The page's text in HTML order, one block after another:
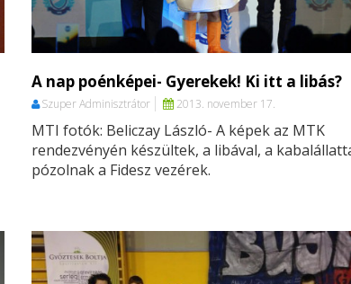
A nap poénképei- Gyerekek! Ki itt a libás?
Szuper Adminisztrátor 2013. november 17.
MTI fotók: Beliczay László- A képek az MTK
rendezvényén készültek, a libával, a
pózolnak a Fidesz vezérek.